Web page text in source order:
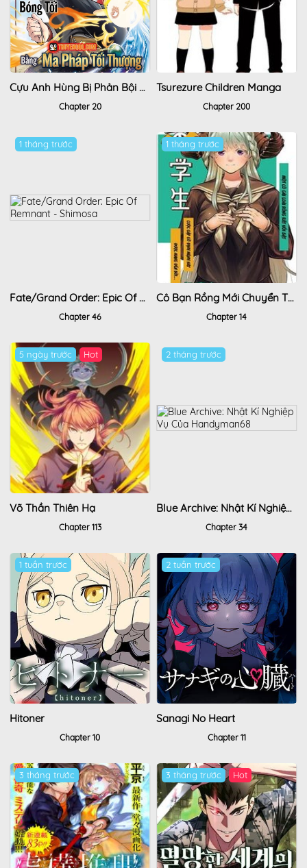
Cựu Anh Hùng Bị Phản Bội Thao Túng Trong Bóng Tối Bằng Thứ Ma Pháp Tối Thượng Chỉ Mình Hắn Có Thể Dùng
Chapter 20
Tsurezure Children Manga
Chapter 200
1 tháng trước
Fate/Grand Order: Epic Of Remnant - Shimosa
Chapter 46
1 tháng trước
Cô Bạn Rồng Mới Chuyển Tới Nổi Bật Hơn Cả Tôi
Chapter 14
5 ngày trước Hot
Võ Thần Thiên Hạ
Chapter 113
2 tháng trước
Blue Archive: Nhật Kí Nghiệp Vụ Của Handyman68
Chapter 34
1 tuần trước
Hitoner
Chapter 10
2 tuần trước
Sanagi No Heart
Chapter 11
3 tháng trước 3 tháng trước Hot